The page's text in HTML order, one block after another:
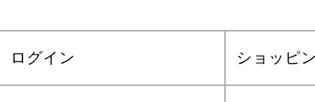
ログイン ショッピ